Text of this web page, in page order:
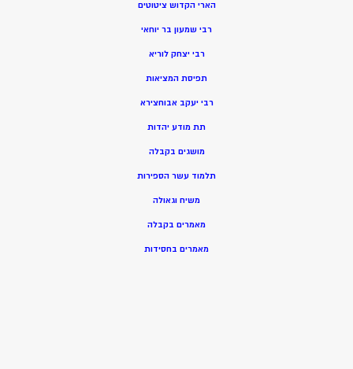
הארי הקדוש ציטוטים
רבי שמעון בר יוחאי
רבי יצחק לוריא
תפיסת המציאות
רבי יעקב אבוחצירא
תת מודע יהדות
מושגים בקבלה
תלמוד עשר הספירות
משיח וגאולה
מאמרים בקבלה
מאמרים בחסידות